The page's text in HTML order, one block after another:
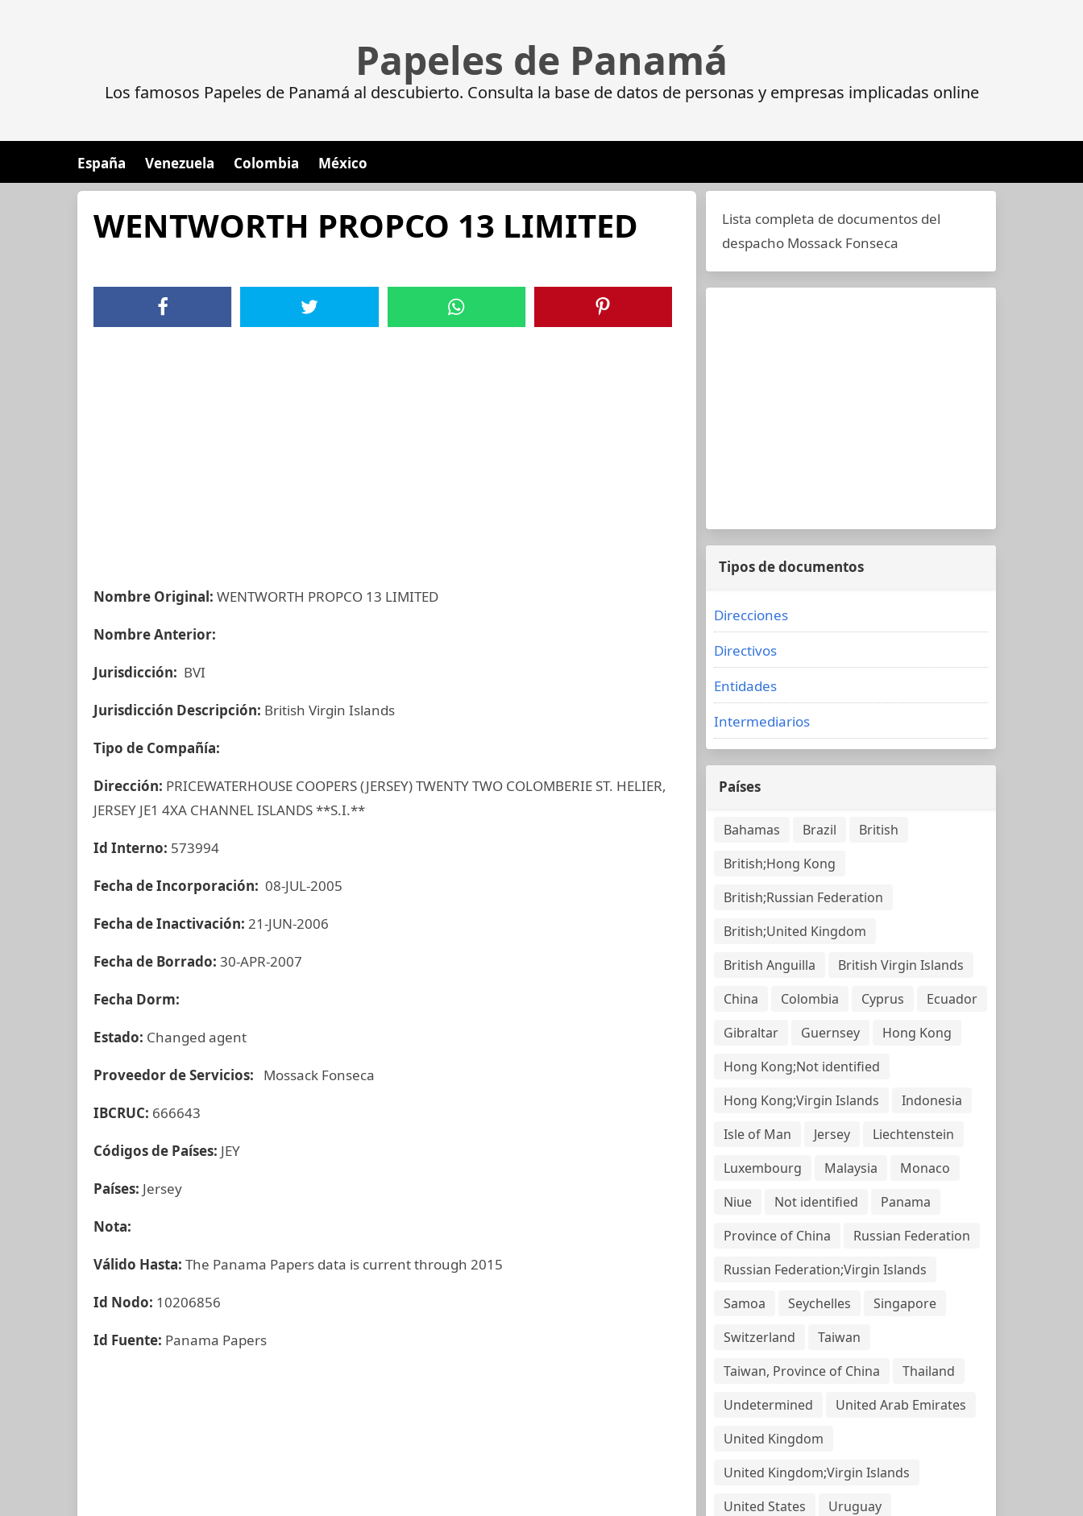
Papeles de Panamá
Los famosos Papeles de Panamá al descubierto. Consulta la base de datos de personas y empresas implicadas online
España Venezuela Colombia México
WENTWORTH PROPCO 13 LIMITED
Nombre Original: WENTWORTH PROPCO 13 LIMITED
Nombre Anterior:
Jurisdicción: BVI
Jurisdicción Descripción: British Virgin Islands
Tipo de Compañía:
Dirección: PRICEWATERHOUSE COOPERS (JERSEY) TWENTY TWO COLOMBERIE ST. HELIER,
JERSEY JE1 4XA CHANNEL ISLANDS **S.I.**
Id Interno: 573994
Fecha de Incorporación: 08-JUL-2005
Fecha de Inactivación: 21-JUN-2006
Fecha de Borrado: 30-APR-2007
Fecha Dorm:
Estado: Changed agent
Proveedor de Servicios: Mossack Fonseca
IBCRUC: 666643
Códigos de Países: JEY
Países: Jersey
Nota:
Válido Hasta: The Panama Papers data is current through 2015
Id Nodo: 10206856
Id Fuente: Panama Papers
Lista completa de documentos del
despacho Mossack Fonseca
Tipos de documentos
Direcciones
Directivos
Entidades
Intermediarios
Países
Bahamas Brazil
British
British;Hong Kong
British;Russian Federation
British;United Kingdom
British Anguilla
British Virgin Islands
China
Colombia Cyprus
Ecuador
Gibraltar
Guernsey
Hong Kong
Hong Kong;Not identified
Hong Kong;Virgin Islands
Indonesia
Isle of Man
Jersey
Liechtenstein
Luxembourg
Malaysia
Monaco
Niue
Not identified
Panama
Province of China
Russian Federation
Russian Federation;Virgin Islands
Samoa
Seychelles
Singapore
Switzerland
Taiwan
Taiwan, Province of China
Thailand
Undetermined
United Arab Emirates
United Kingdom
United Kingdom;Virgin Islands
United States
Uruguay